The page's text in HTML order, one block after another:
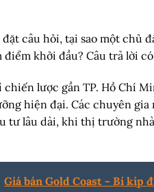
câu hỏi, tại sao một chủ
điểm khởi đầu? Câu trả lời
chiến lược gần TP. Hồ Chí
hiện đại. Các chuyên
tư lâu dài, khi thị trường
Giá bán Gold Coast - Bí kíp